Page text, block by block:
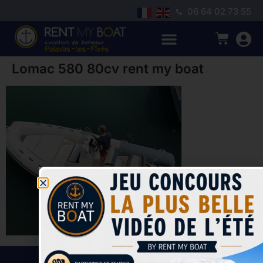
06 64 02 73 55
Lomac 580 80cv rent my boat